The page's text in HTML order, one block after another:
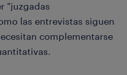
"juzgadas
las entrevistas siguen
complementarse